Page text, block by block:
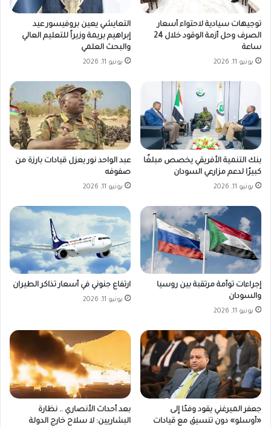
توجيهات سيادية لاحتواء أسعار
الصرف وحل أزمة الوقود خلال 24
ساعة
يونيو 11, 2026
التعايشي يعين بروفيسور عيد
إبراهيم بريمة وزيراً للتعليم العالي
والبحث العلمي
يونيو 11, 2026
بنك التنمية الأفريقي يخصص مبلغًا
كبيرًا لدعم مزارعي السودان
يونيو 11, 2026
عبد الواحد نور يعزل قيادات بارزة من
صفوفه
يونيو 11, 2026
إجراءات توأمة مرتقبة بين روسيا
والسودان
يونيو 11, 2026
ارتفاع جنوني في أسعار تذاكر الطيران
يونيو 11, 2026
جعفر الميرغني يقود وفدًا إلى
«أوسلو» دون تنسيق مع قيادات
بعد أحداث الأنصاري .. نظارة
البشاريين: لا سلاح خارج الدولة